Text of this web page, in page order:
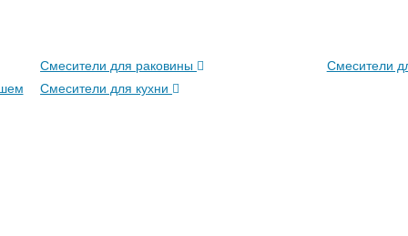
и простоту ухода. Солидный срок службы смесителя
к негативным воздействиям различной природы.
обычная губка и средство — и чистота.
У него Elghansa (Германия) уже несколько лет. Никаких
области
реального времени
как при доставке, так и самовывозом
Web-money, Qiwi-кошельки и другие).
Смесители для раковины
Смесители
Смесители для кухни